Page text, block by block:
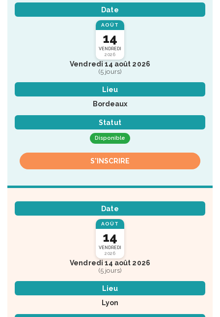
Date
AOÛT
14
VENDREDI
2026
Vendredi 14 août 2026
(5 jours)
Lieu
Bordeaux
Statut
Disponible
S'INSCRIRE
Date
AOÛT
14
VENDREDI
2026
Vendredi 14 août 2026
(5 jours)
Lieu
Lyon